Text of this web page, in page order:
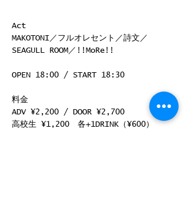
Act
MAKOTONI／フルオレセント／詩文／
SEAGULL ROOM／!!MoRe!!
OPEN 18:00 / START 18:30
料金
ADV ¥2,200 / DOOR ¥2,700
高校生 ¥1,200　各+1DRINK（¥600）